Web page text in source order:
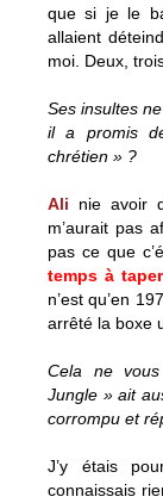
que si je le
allaient
moi. Deux,
Ses insultes
il a promis
chrétien » ?
Ali nie avoir
m’aurait pas
pas ce que
temps à
n’est qu’en
arrêté la boxe
Cela ne
Jungle » ait
corrompu et
J’y étais
connaissais